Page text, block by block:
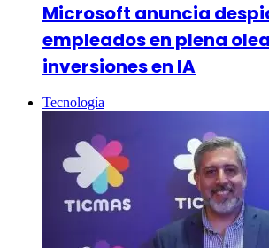
Microsoft anuncia
empleados en plena
inversiones en IA
Tecnología